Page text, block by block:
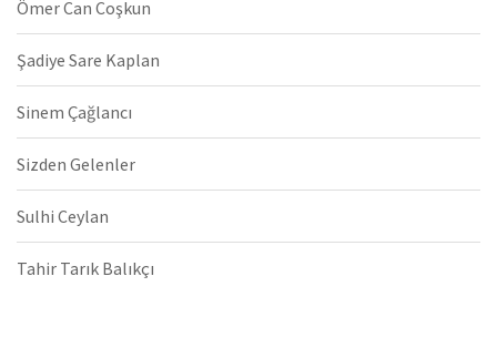
Ömer Can Coşkun
Şadiye Sare Kaplan
Sinem Çağlancı
Sizden Gelenler
Sulhi Ceylan
Tahir Tarık Balıkçı